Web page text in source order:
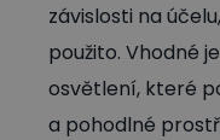
závislosti na
použito. Vhodné
osvětlení, které
a pohodlné